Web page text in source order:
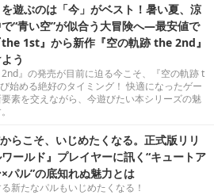
を遊ぶのは「今」がベスト！暑い夏、涼
で“青い空”が似合う大冒険へ―最安値で
1st』から新作『空の軌跡 the 2nd』
う
2nd』の発売が目前に迫る今こそ、『空の軌跡 t
始める絶好のタイミング！ 快適になったゲー
素を交えながら、今遊びたい本シリーズの魅
らこそ、いじめたくなる。正式版リリ
ールド』プレイヤーに訊く“キュートア
パル”の底知れぬ魅力とは
新たなパルもいじめたくなる！